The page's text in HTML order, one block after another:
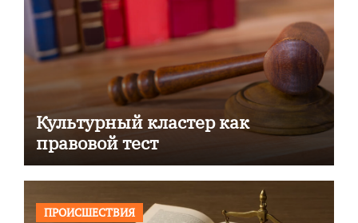
Культурный кластер как
правовой тест
ПРОИСШЕСТВИЯ